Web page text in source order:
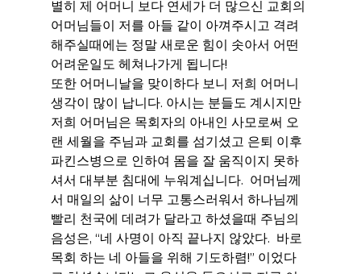
별히 제 어머니 보다 연세가 더 많으신 교회의
어머님들이 저를 아들 같이 아껴주시고 격려
해주실때에는 정말 새로운 힘이 솟아서 어떤
어려운일도 헤쳐나가게 됩니다!
또한 어머니날을 맞이하다 보니 저희 어머니
생각이 많이 납니다. 아시는 분들도 계시지만
저희 어머님은 목회자의 아내인 사모로써 오
랜 세월을 주님과 교회를 섬기셨고 은퇴 이후
파킨스병으로 인하여 몸을 잘 움직이지 못하
셔서 대부분 침대에 누워계십니다.  어머님께
서 매일의 삶이 너무 고통스러워서 하나님께
빨리 천국에 데려가 달라고 하셨을때 주님의
음성은, “네 사명이 아직 끝나지 않았다.  바로
목회 하는 네 아들을 위해 기도하렴!” 이었다